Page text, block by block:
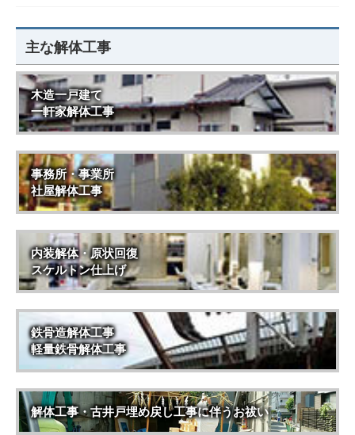
主な解体工事
木造一戸建て
一軒家解体工事
事務所・事業所
社屋解体工事
内装解体・原状回復
スケルトン仕上げ
鉄骨造解体工事
軽量鉄骨解体工事
解体工事・古井戸埋め戻し工事に伴うお祓い